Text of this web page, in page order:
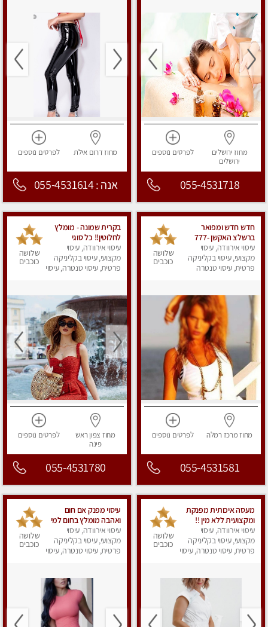
מחוז ירושלים
ירושלים
לפרטים נוספים
055-4531718
מחוז דרוםאילת לפרטים נוספים
אנה : 055-4531614
חדש חדש ומפואר
ברשלצ האקשן -777
מעסות צעירות בובתיות
עיסוי אירוודה, עיסוי
מקצועי, עיסוי בקליניקה
פרטית, עיסוי טנטרה
שלושה
כוכבים
מחוז מרכזרמלה לפרטים נוספים
055-4531581
בקרית שמונה - מומלץ
לחלוטין!! כל סוגי
העיסויים מעסה מקצועית
ואיכותית פרטי!!!
עיסוי אירוודה, עיסוי
מקצועי, עיסוי בקליניקה
פרטית, עיסוי טנטרה, עיסוי
שלושה
כוכבים
מחוז צפוןראש
פינה
לפרטים נוספים
055-4531780
מעסה איכותית מפנקת
ומקצועית ללא מין !!
עיסוי אירוודה, עיסוי
מקצועי, עיסוי בקליניקה
פרטית, עיסוי טנטרה, עיסוי
שלושה
כוכבים
עיסוי מפנק אם חום
ואהבה מומלץ בחום למי
שרוצה להירגע- מומלץ
לחלוטין! פרטי
עיסוי אירוודה, עיסוי
מקצועי, עיסוי בקליניקה
פרטית, עיסוי טנטרה, עיסוי
שלושה
כוכבים